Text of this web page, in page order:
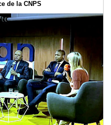
de la CNPS